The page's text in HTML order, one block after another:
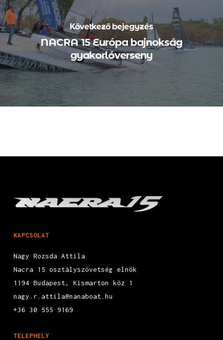
Következő bejegyzés
NACRA 15 Európa bajnokság
gyakorlóverseny
KAPCSOLAT
Nagy Rozsda Attila
Nacra 15 osztályszövetség elnök
1194 Budapest, Kismarton köz 1
nagy.r.attila@nanaboat.hu
+36 30 555 9169
TELEPHELY